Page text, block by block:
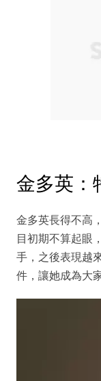
金多英：
金多英長得不高
目初期不算起眼
手，之後表現越
件，讓她成為大